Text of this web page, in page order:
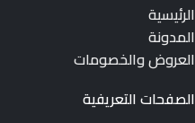
الرئيسية
المدونة
العروض والخصومات
الصفحات التعريفية